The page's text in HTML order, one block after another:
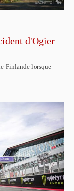
d'Ogier
Finlande lorsque